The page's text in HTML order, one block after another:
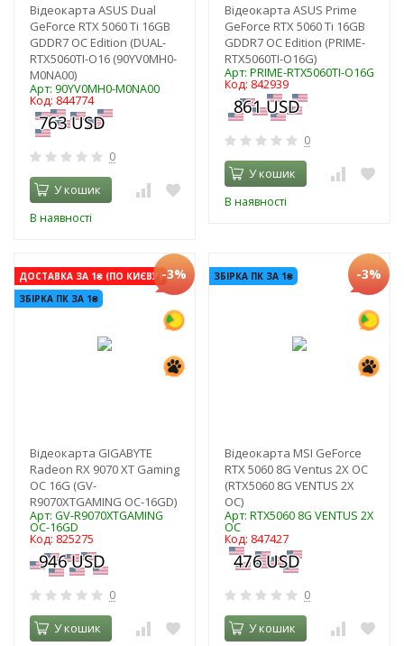
Відеокарта ASUS Dual
GeForce RTX 5060 Ti 16GB
GDDR7 OC Edition (DUAL-
RTX5060TI-O16 (90YV0MH0-
M0NA00)
Арт: 90YV0MH0-M0NA00
Код: 844774
0
У кошик
В наявності
Відеокарта ASUS Prime
GeForce RTX 5060 Ti 16GB
GDDR7 OC Edition (PRIME-
RTX5060TI-O16G)
Арт: PRIME-RTX5060TI-O16G
Код: 842939
0
У кошик
В наявності
ДОСТАВКА ЗА 1₴ (ПО КИЄВУ)
ЗБІРКА ПК ЗА 1₴
-3%
Відеокарта GIGABYTE
Radeon RX 9070 XT Gaming
OC 16G (GV-
R9070XTGAMING OC-16GD)
Арт: GV-R9070XTGAMING
OC-16GD
Код: 825275
0
У кошик
ЗБІРКА ПК ЗА 1₴ -3%
Відеокарта MSI GeForce
RTX 5060 8G Ventus 2X OC
(RTX5060 8G VENTUS 2X
OC)
Арт: RTX5060 8G VENTUS 2X
OC
Код: 847427
0
У кошик